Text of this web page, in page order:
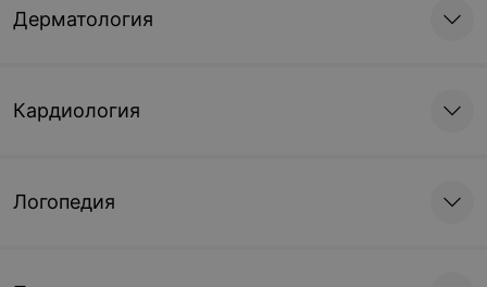
Дерматология
Кардиология
Логопедия